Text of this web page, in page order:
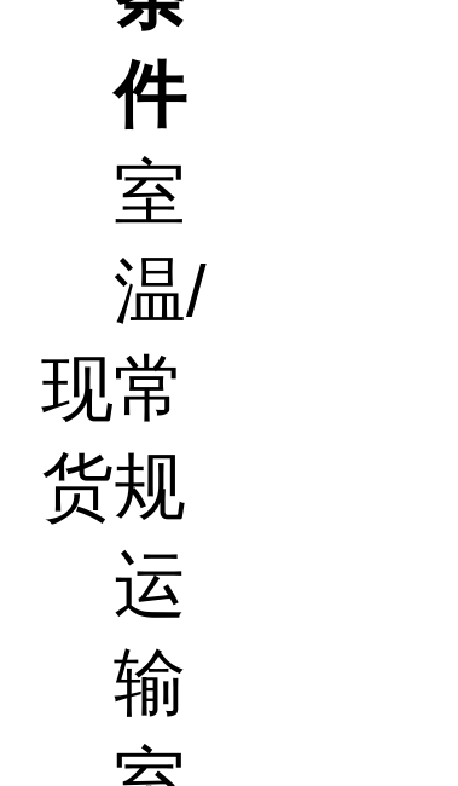
件
现
货
室
温/
常
规
运
输